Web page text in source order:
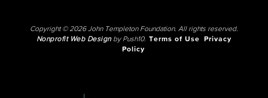
Copyright © 2026 John Templeton Foundation. All rights reserved.
Nonprofit Web Designby Push10. Terms of Use
Privacy
Policy